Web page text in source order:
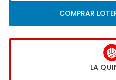
COMPRAR
LA